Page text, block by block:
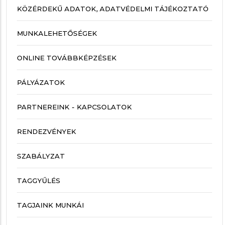
KÖZÉRDEKŰ ADATOK, ADATVÉDELMI TÁJÉKOZTATÓ
MUNKALEHETŐSÉGEK
ONLINE TOVÁBBKÉPZÉSEK
PÁLYÁZATOK
PARTNEREINK - KAPCSOLATOK
RENDEZVÉNYEK
SZABÁLYZAT
TAGGYŰLÉS
TAGJAINK MUNKÁI